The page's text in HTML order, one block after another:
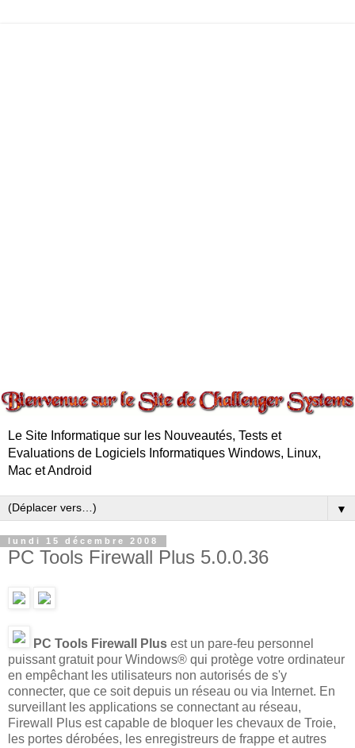
Le Site Informatique sur les Nouveautés, Tests et
Evaluations de Logiciels Informatiques Windows, Linux,
Mac et Android
▼
lundi 15 décembre 2008
PC Tools Firewall Plus 5.0.0.36
PC Tools Firewall Plus est un pare-feu personnel
puissant gratuit pour Windows® qui protège votre ordinateur
en empêchant les utilisateurs non autorisés de s'y
connecter, que ce soit depuis un réseau ou via Internet. En
surveillant les applications se connectant au réseau,
Firewall Plus est capable de bloquer les chevaux de Troie,
les portes dérobées, les enregistreurs de frappe et autres